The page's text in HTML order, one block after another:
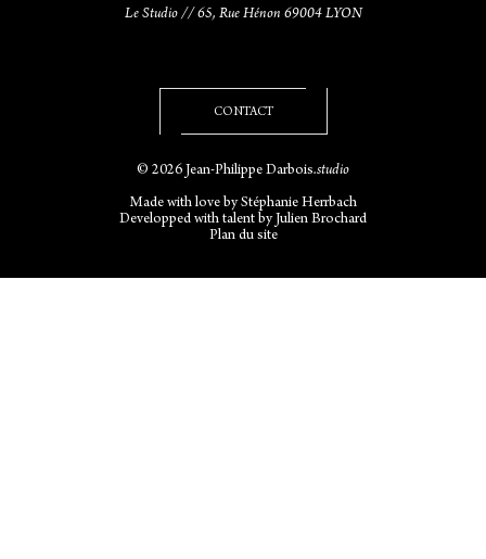
Le Studio // 65, Rue Hénon 69004 LYON
CONTACT
© 2026 Jean-Philippe Darbois.studio
Made with love byStéphanie Herrbach
Developped with talent by Julien Brochard
Plan du site